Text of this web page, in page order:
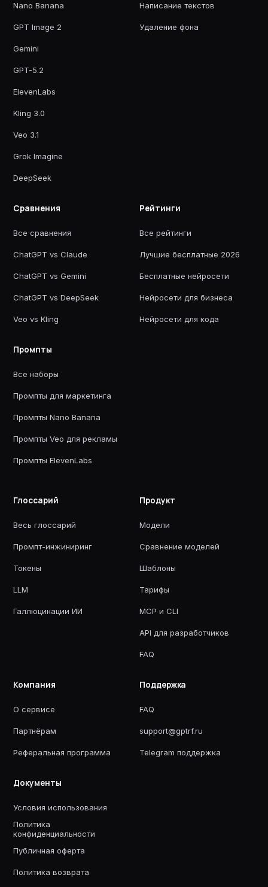
Nano Banana
GPT Image 2
Gemini
GPT-5.2
ElevenLabs
Kling 3.0
Veo 3.1
Grok Imagine
DeepSeek
Написание текстов
Удаление фона
Сравнения
Все сравнения
ChatGPT vs Claude
ChatGPT vs Gemini
ChatGPT vs DeepSeek
Veo vs Kling
Рейтинги
Все рейтинги
Лучшие бесплатные 2026
Бесплатные нейросети
Нейросети для бизнеса
Нейросети для кода
Промпты
Все наборы
Промпты для маркетинга
Промпты Nano Banana
Промпты Veo для рекламы
Промпты ElevenLabs
Глоссарий
Весь глоссарий
Промпт-инжиниринг
Токены
LLM
Галлюцинации ИИ
Продукт
Модели
Сравнение моделей
Шаблоны
Тарифы
MCP и CLI
API для разработчиков
FAQ
Компания
О сервисе
Партнёрам
Реферальная программа
Поддержка
FAQ
support@gptrf.ru
Telegram поддержка
Документы
Условия использования
Политика
конфиденциальности
Публичная оферта
Политика возврата